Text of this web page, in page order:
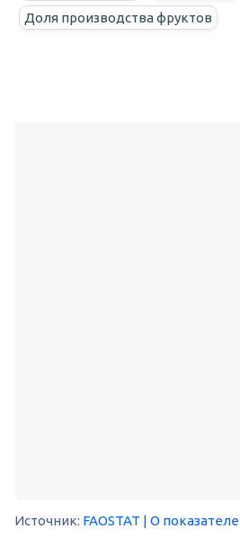
Доля производства фруктов
Источник: FAOSTAT | О показателе